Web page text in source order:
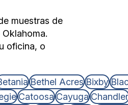
muestras de
oficina, o
Bethel AcresBixby
CatoosaCayugaChandler